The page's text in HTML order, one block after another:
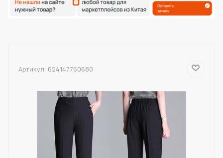
Артикул: 624147760680